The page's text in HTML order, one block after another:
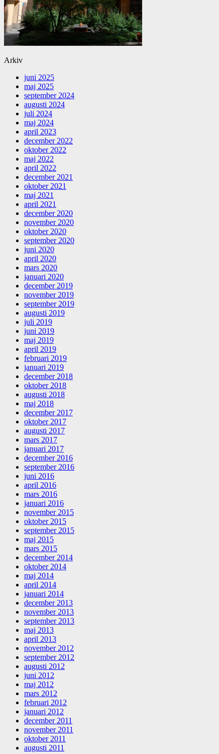
Arkiv
juni 2025
maj 2025
september 2024
augusti 2024
juli 2024
maj 2024
april 2023
december 2022
oktober 2022
maj 2022
april 2022
december 2021
oktober 2021
maj 2021
april 2021
december 2020
november 2020
oktober 2020
september 2020
juni 2020
april 2020
mars 2020
januari 2020
december 2019
november 2019
september 2019
augusti 2019
juli 2019
juni 2019
maj 2019
april 2019
februari 2019
januari 2019
december 2018
oktober 2018
augusti 2018
maj 2018
december 2017
oktober 2017
augusti 2017
mars 2017
januari 2017
december 2016
september 2016
juni 2016
april 2016
mars 2016
januari 2016
november 2015
oktober 2015
september 2015
maj 2015
mars 2015
december 2014
oktober 2014
maj 2014
april 2014
januari 2014
december 2013
november 2013
september 2013
maj 2013
april 2013
november 2012
september 2012
augusti 2012
juni 2012
maj 2012
mars 2012
februari 2012
januari 2012
december 2011
november 2011
oktober 2011
augusti 2011